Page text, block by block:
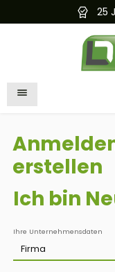
springen
Jahre
erstellen
Ich bin
Persönliche
Ihre Unternehmensdaten